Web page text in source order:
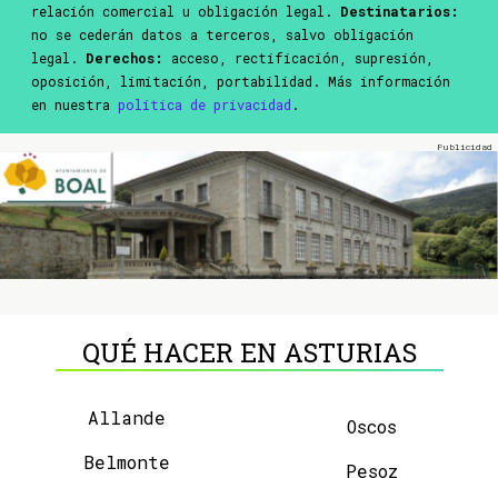
relación comercial u obligación legal. Destinatarios:
no se cederán datos a terceros, salvo obligación
legal. Derechos:
acceso, rectificación, supresión,
oposición, limitación, portabilidad. Más información
en nuestra política de privacidad .
QUÉ HACER EN ASTURIAS
Allande
Belmonte
Oscos
Pesoz